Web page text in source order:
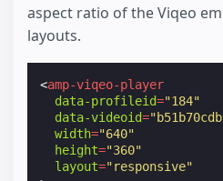
aspect ratio of the Viqeo
layouts.
<amp-viqeo-player
data-profileid="184"
data-videoid=
width="640"
height="360"
layout="responsive"